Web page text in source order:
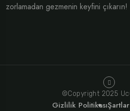
zorlamadan gezmenin keyfini çıkarın!
©Copyright 2025
Gizlilik Politikası